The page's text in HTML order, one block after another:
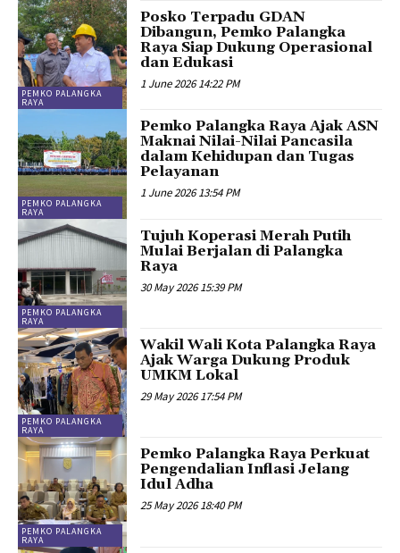
PEMKO PALANGKA
RAYA
Posko Terpadu GDAN
Dibangun, Pemko Palangka
Raya Siap Dukung Operasional
dan Edukasi
1 June 2026 14:22 PM
PEMKO PALANGKA
RAYA
Pemko Palangka Raya Ajak ASN
Maknai Nilai-Nilai Pancasila
dalam Kehidupan dan Tugas
Pelayanan
1 June 2026 13:54 PM
PEMKO PALANGKA
RAYA
Tujuh Koperasi Merah Putih
Mulai Berjalan di Palangka
Raya
30 May 2026 15:39 PM
PEMKO PALANGKA
RAYA
Wakil Wali Kota Palangka Raya
Ajak Warga Dukung Produk
UMKM Lokal
29 May 2026 17:54 PM
PEMKO PALANGKA
RAYA
Pemko Palangka Raya Perkuat
Pengendalian Inflasi Jelang
Idul Adha
25 May 2026 18:40 PM